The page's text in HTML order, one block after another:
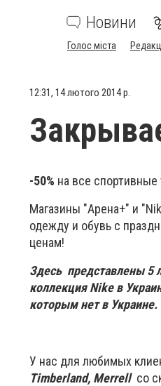
Новини
Голос міста
12:31, 14 лютого 2014 р.
-50% на все
Магазины "Арена+" и
одежду и обувь с
ценам!
Здесь представлены 5
коллекция Nike в
которым нет в Украине.
У нас для любимых
Timberland, Merrellсо